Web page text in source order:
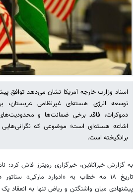
اسناد وزارت خارجه آمریکا نشان می‌دهد توافق
توسعه انرژی هسته‌ای غیرنظامی عربستان،
دموکرات، فاقد برخی ضمانت‌ها و
اشاعه هسته‌ای است؛ موضوعی که نگرانی‌هایی
برانگیخته است.
به گزارش خبرآنلاین، خبرگزاری رویترز فاش کرد:
تاریخ ۱۸ مه خطاب به «ادوارد مارکی»
پیشنهادی میان واشنگتن و ریاض تنها به انعقاد